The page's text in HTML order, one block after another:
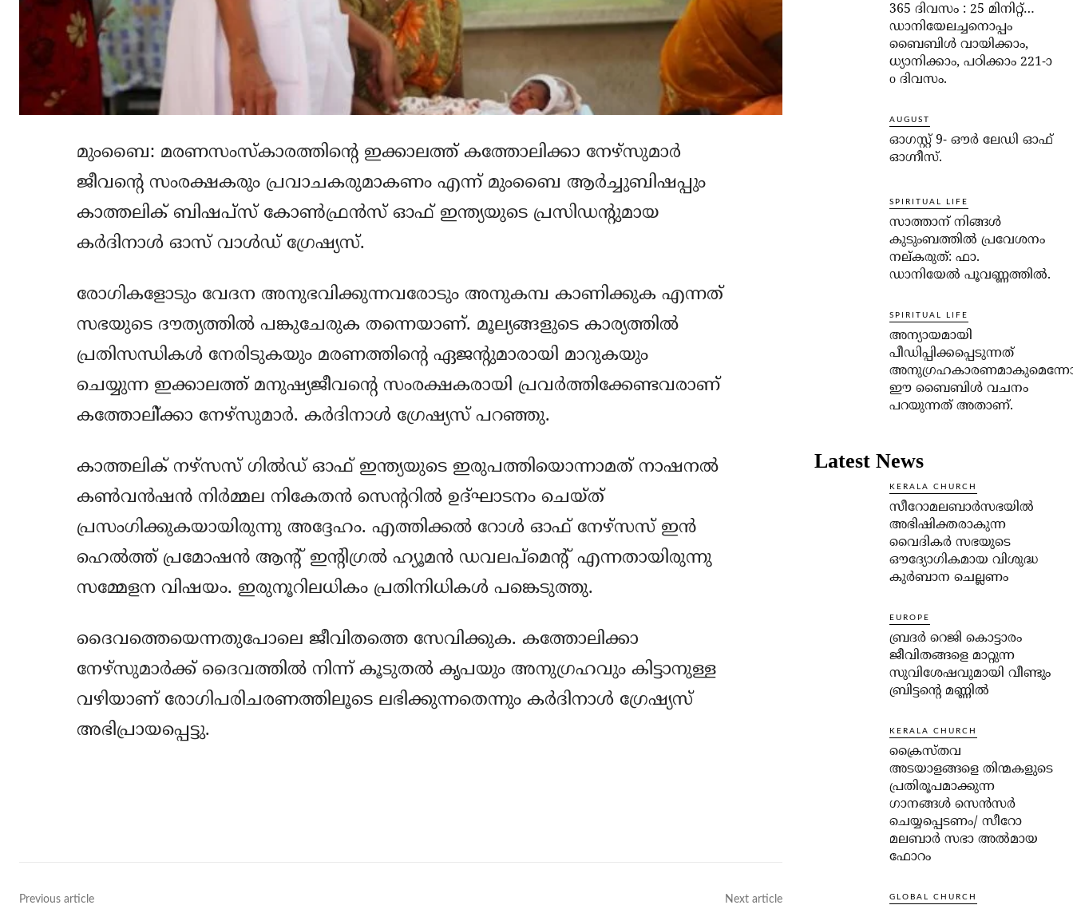
മുംബൈ: മരണസംസ്‌കാരത്തിന്റെ ഇക്കാലത്ത് കത്തോലിക്കാ നേഴ്‌സുമാര്‍
ജീവന്റെ സംരക്ഷകരും പ്രവാചകരുമാകണം എന്ന് മുംബൈ ആര്‍ച്ചുബിഷപ്പും
കാത്തലിക് ബിഷപ്‌സ് കോണ്‍ഫ്രന്‍സ് ഓഫ് ഇന്ത്യയുടെ പ്രസിഡന്റുമായ
കര്‍ദിനാള്‍ ഓസ് വാള്‍ഡ് ഗ്രേഷ്യസ്.
രോഗികളോടും വേദന അനുഭവിക്കുന്നവരോടും അനുകമ്പ കാണിക്കുക എന്നത്
സഭയുടെ ദൗത്യത്തില്‍ പങ്കുചേരുക തന്നെയാണ്. മൂല്യങ്ങളുടെ കാര്യത്തില്‍
പ്രതിസന്ധികള്‍ നേരിടുകയും മരണത്തിന്റെ ഏജന്റുമാരായി മാറുകയും
ചെയ്യുന്ന ഇക്കാലത്ത് മനുഷ്യജീവന്റെ സംരക്ഷകരായി പ്രവര്‍ത്തിക്കേണ്ടവരാണ്
കത്തോലി്ക്കാ നേഴ്‌സുമാര്‍. കര്‍ദിനാള്‍ ഗ്രേഷ്യസ് പറഞ്ഞു.
കാത്തലിക് നഴ്‌സസ് ഗില്‍ഡ് ഓഫ് ഇന്ത്യയുടെ ഇരുപത്തിയൊന്നാമത് നാഷനല്‍
കണ്‍വന്‍ഷന്‍ നിര്‍മ്മല നികേതന്‍ സെന്ററില്‍ ഉദ്ഘാടനം ചെയ്ത്
പ്രസംഗിക്കുകയായിരുന്നു അദ്ദേഹം. എത്തിക്കല്‍ റോള്‍ ഓഫ് നേഴ്‌സസ് ഇന്‍
ഹെല്‍ത്ത് പ്രമോഷന്‍ ആന്റ് ഇന്റിഗ്രല്‍ ഹ്യൂമന്‍ ഡവലപ്‌മെന്റ് എന്നതായിരുന്നു
സമ്മേളന വിഷയം. ഇരുനൂറിലധികം പ്രതിനിധികള്‍ പങ്കെടുത്തു.
ദൈവത്തെയെന്നതുപോലെ ജീവിതത്തെ സേവിക്കുക. കത്തോലിക്കാ
നേഴ്‌സുമാര്‍ക്ക് ദൈവത്തില്‍ നിന്ന് കൂടുതല്‍ കൃപയും അനുഗ്രഹവും കിട്ടാനുള്ള
വഴിയാണ് രോഗിപരിചരണത്തിലൂടെ ലഭിക്കുന്നതെന്നും കര്‍ദിനാള്‍ ഗ്രേഷ്യസ്
അഭിപ്രായപ്പെട്ടു.
Previous article Next article
365 ദിവസം : 25 മിനിറ്റ്…
ഡാനിയേലച്ചനൊപ്പം
ബൈബിൾ വായിക്കാം,
ധ്യാനിക്കാം, പഠിക്കാം 221-ാ
o ദിവസം.
AUGUST
ഓഗസ്റ്റ് 9- ഔര്‍ ലേഡി ഓഫ്
ഓഗ്നീസ്.
SPIRITUAL LIFE
സാത്താന് നിങ്ങള്‍
കുടുംബത്തില്‍ പ്രവേശനം
നല്കരുത്: ഫാ.
ഡാനിയേല്‍ പൂവണ്ണത്തില്‍.
SPIRITUAL LIFE
അന്യായമായി
പീഡിപ്പിക്കപ്പെടുന്നത്
ഈ ബൈബിള്‍ വചനം
പറയുന്നത് അതാണ്.
Latest News
KERALA CHURCH
സീറോമലബാർസഭയിൽ
അഭിഷിക്തരാകുന്ന
വൈദികർ സഭയുടെ
ഔദ്യോഗികമായ വിശുദ്ധ
കുർബാന ചെല്ലണം
EUROPE
ബ്രദർ റെജി കൊട്ടാരം
ജീവിതങ്ങളെ മാറ്റുന്ന
സുവിശേഷവുമായി വീണ്ടും
ബ്രിട്ടന്റെ മണ്ണിൽ
KERALA CHURCH
ക്രൈസ്തവ
അടയാളങ്ങളെ തിന്മകളുടെ
പ്രതിരൂപമാക്കുന്ന
ഗാനങ്ങൾ സെൻസർ
ചെയ്യപ്പെടണം/ സീറോ
മലബാർ സഭാ അൽമായ
ഫോറം
GLOBAL CHURCH